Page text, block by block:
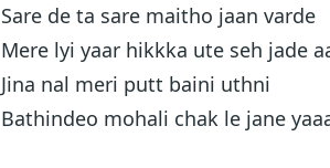
Sare de ta sare maitho jaan varde
Mere lyi yaar hikkka ute seh jade
Jina nal meri putt baini uthni
Bathindeo mohali chak le jane